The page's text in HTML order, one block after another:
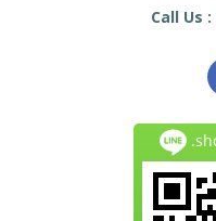
Call Us :